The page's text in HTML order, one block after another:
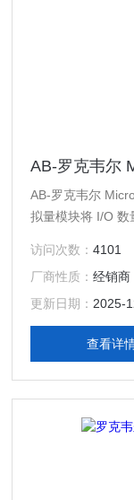
AB-罗克韦尔
AB-罗克韦尔
拟量模块将 I/O 数
离散量和模拟量 I/
块）。
访问次数：4101
厂商性质：经销商
更新日期： 2025-
查看详